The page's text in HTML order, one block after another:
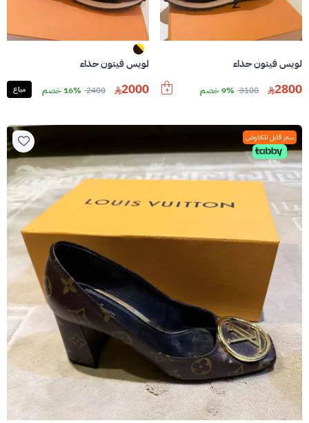
لويس فيتون حذاء
2800
3100 9% خصم
لويس فيتون حذاء
2000
2400 16% خصم مباع
سعر قابل للتفاوض